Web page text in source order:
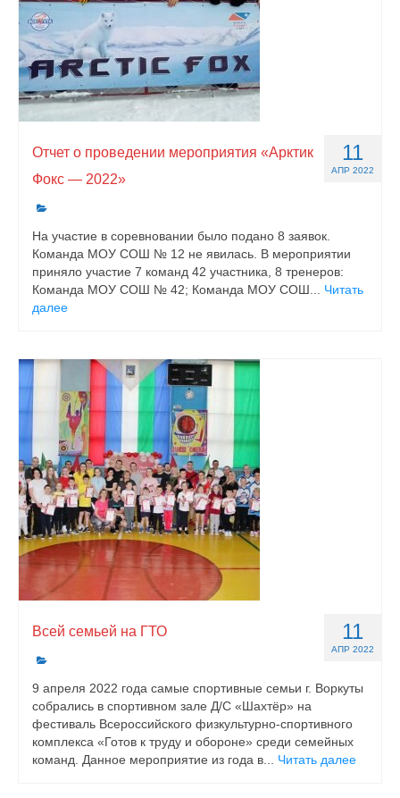
11
АПР 2022
Отчет о проведении мероприятия «Арктик
Фокс — 2022»
На участие в соревновании было подано 8 заявок.
Команда МОУ СОШ № 12 не явилась. В мероприятии
приняло участие 7 команд 42 участника, 8 тренеров:
Команда МОУ СОШ № 42; Команда МОУ СОШ... Читать
далее
11
АПР 2022
Всей семьей на ГТО
9 апреля 2022 года самые спортивные семьи г. Воркуты
собрались в спортивном зале Д/С «Шахтёр» на
фестиваль Всероссийского физкультурно-спортивного
комплекса «Готов к труду и обороне» среди семейных
команд. Данное мероприятие из года в... Читать далее